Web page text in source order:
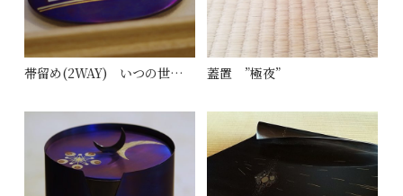
帯留め(2WAY) いつの世までも末永く 蓋置 ”極夜”